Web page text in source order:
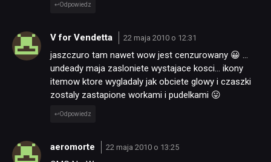
Odpowiedz
V for Vendetta 22 maja 2010 o 12:31
jaszczuro tam nawet wow jest cenzurowany 😀 …
undeady maja zasloniete wystajace kosci… ikony
itemow ktore wygladaly jak obciete glowy i czaszki
zostaly zastapione workami i pudelkami 😛
Odpowiedz
aeromorte 22 maja 2010 o 13:25